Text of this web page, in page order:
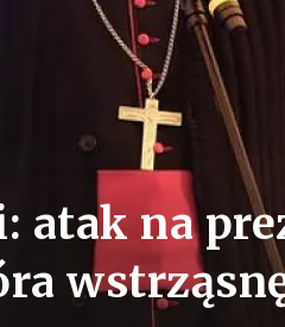
atak na